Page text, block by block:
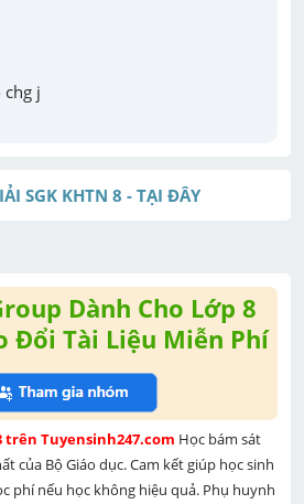
chg j
SGK KHTN 8 - TẠI ĐÂY
Dành Cho Lớp 8
Đổi Tài Liệu Miễn Phí
Tuyensinh247.com Học bám sát
của Bộ Giáo dục. Cam kết giúp học sinh
phí nếu học không hiệu quả. Phụ huynh